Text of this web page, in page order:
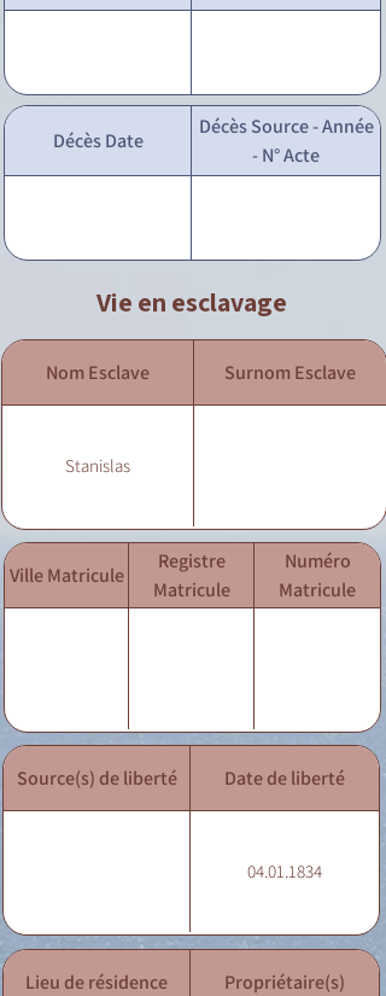
Décès Date
Décès Source - Année
- N° Acte
Vie en esclavage
Nom Esclave Surnom Esclave
Stanislas
Ville Matricule
Registre
Matricule
Numéro
Matricule
Source(s) de liberté Date de liberté
04.01.1834
Lieu de résidence Propriétaire(s)